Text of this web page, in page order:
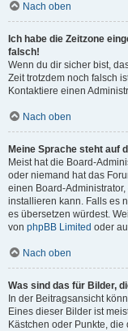
Nach oben
Ich habe die Zeitzone
falsch!
Wenn du dir sicher bist,
Zeit trotzdem noch falsch
Kontaktiere einen
Nach oben
Meine Sprache steht auf
Meist hat die Board-
oder niemand hat das
einen Board-
installieren kann. Falls es
es übersetzen würdest.
von phpBB Limited oder
Nach oben
Was sind das für Bilder,
In der Beitragsansicht
Eines dieser Bilder ist
Kästchen oder Punkte,